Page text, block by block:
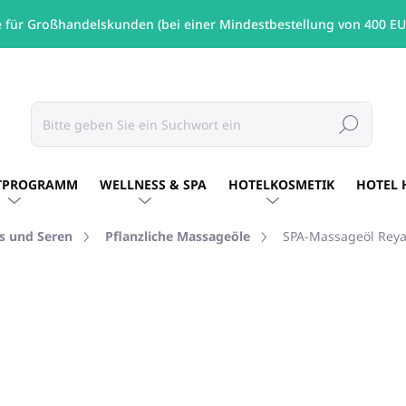
für Großhandelskunden (bei einer Mindestbestellung von 400
Suchen
WELLNESS & SPA HOTELKOSMETIK HOTEL
und Seren Pflanzliche Massageöle SPA-Massageöl